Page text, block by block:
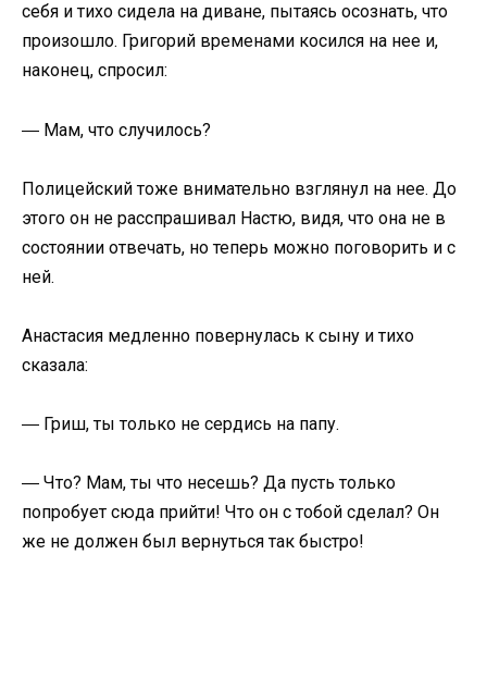
себя и тихо сидела на диване, пытаясь осознать, что
произошло. Григорий временами косился на нее и,
наконец, спросил:
― Мам, что случилось?
Полицейский тоже внимательно взглянул на нее. До
этого он не расспрашивал Настю, видя, что она не в
состоянии отвечать, но теперь можно поговорить и с
ней.
Анастасия медленно повернулась к сыну и тихо
сказала:
― Гриш, ты только не сердись на папу.
― Что? Мам, ты что несешь? Да пусть только
попробует сюда прийти! Что он с тобой сделал? Он
же не должен был вернуться так быстро!